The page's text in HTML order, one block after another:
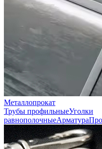
Металлопрокат
Трубы профильныеУголки
равнополочныеАрматура